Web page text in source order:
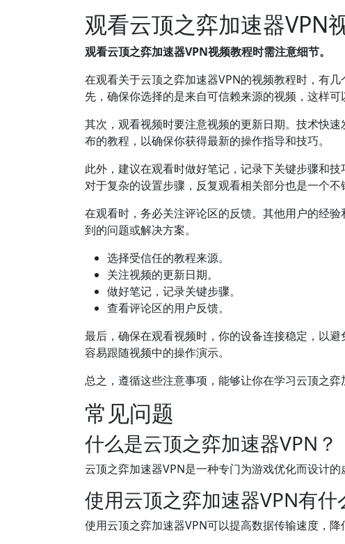
观看云顶之弈加速器VPN
观看云顶之弈加速器VPN视频教程时需注意细节。
在观看关于云顶之弈加速器VPN的视频教程时，有
先，确保你选择的是来自可信赖来源的视频，这样可
其次，观看视频时要注意视频的更新日期。技术快
布的教程，以确保你获得最新的操作指导和技巧。
此外，建议在观看时做好笔记，记录下关键步骤和
对于复杂的设置步骤，反复观看相关部分也是一个不
在观看时，务必关注评论区的反馈。其他用户的经
到的问题或解决方案。
选择受信任的教程来源。
关注视频的更新日期。
做好笔记，记录关键步骤。
查看评论区的用户反馈。
最后，确保在观看视频时，你的设备连接稳定，以
容易跟随视频中的操作演示。
总之，遵循这些注意事项，能够让你在学习云顶之
常见问题
什么是云顶之弈加速器VPN？
云顶之弈加速器VPN是一种专门为游戏优化而设计
使用云顶之弈加速器VPN有什
使用云顶之弈加速器VPN可以提高数据传输速度，